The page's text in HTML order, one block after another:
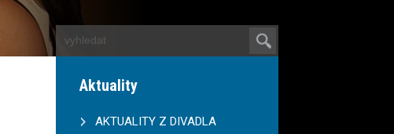
Aktuality
AKTUALITY Z DIVADLA